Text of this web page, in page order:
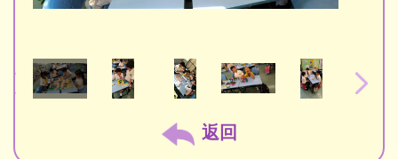
返回